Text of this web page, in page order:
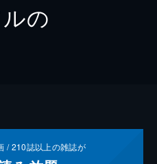
の
/210誌以上の雑誌が